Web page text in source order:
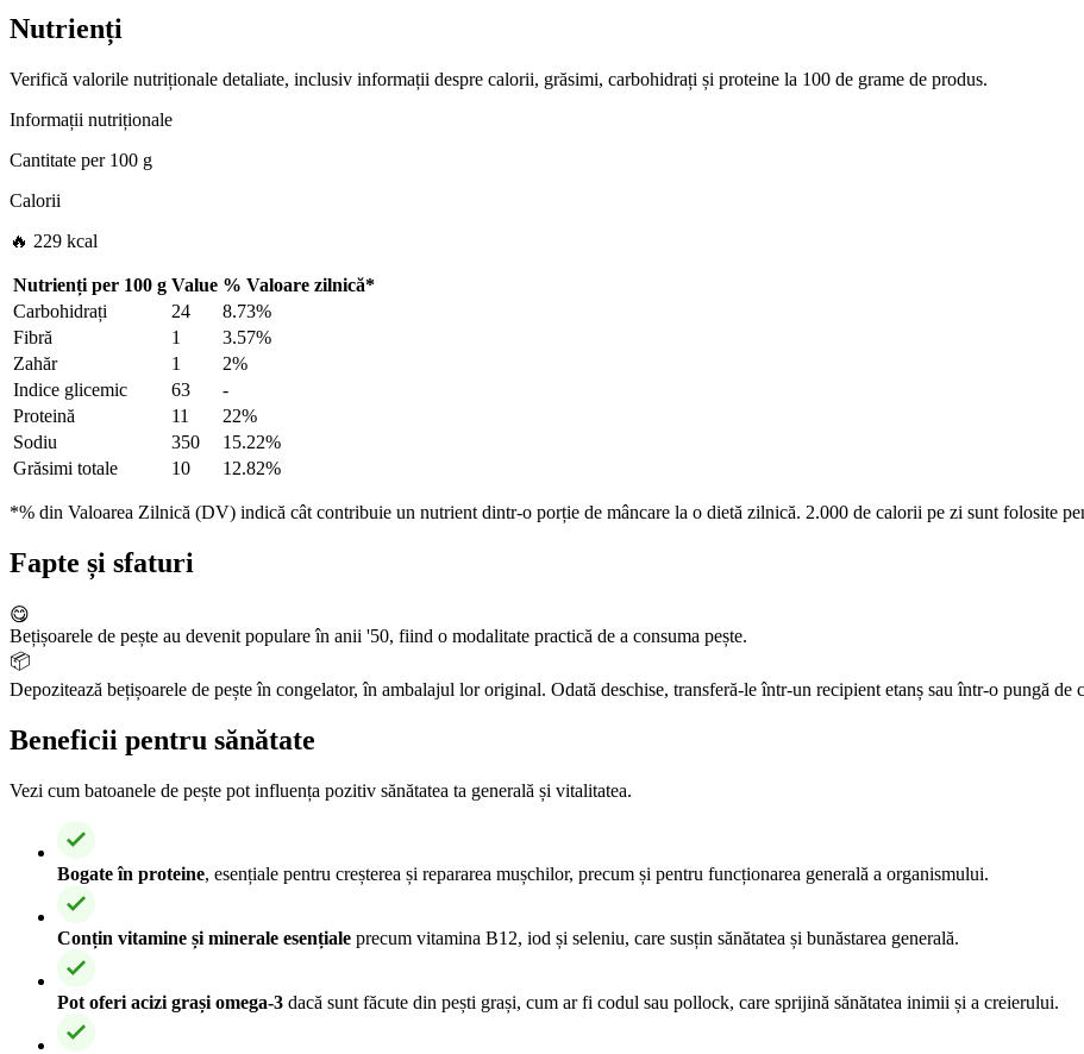
Nutrienți
Verifică valorile nutriționale detaliate, inclusiv informații despre calorii, grăsimi, carbohidrați și proteine la 100 de grame de produs.
Informații nutriționale
Cantitate per100 g
Calorii
🔥 229 kcal
Nutrienți per 100 g Value % Valoare zilnică*
Carbohidrați
24
8.73%
Fibră
1
3.57%
Zahăr
1
2%
Indice glicemic
63
-
Proteină
11
22%
Sodiu
350
15.22%
Grăsimi totale
10 12.82%
*% din Valoarea Zilnică (DV) indică cât contribuie un nutrient dintr-o porție de mâncare la o dietă zilnică. 2.000 de calorii pe zi sunt folosite
Fapte și sfaturi
😋
Bețișoarele de pește au devenit populare în anii '50, fiind o modalitate practică de a consuma pește.
📦
Depozitează bețișoarele de pește în congelator, în ambalajul lor original. Odată deschise, transferă-le într-un recipient etanș sau într-o pungă de
Beneficii pentru sănătate
Vezi cum batoanele de pește pot influența pozitiv sănătatea ta generală și vitalitatea.
Bogate în proteine, esențiale pentru creșterea și repararea mușchilor, precum și pentru funcționarea generală a organismului.
Conțin vitamine și minerale esențiale precum vitamina B12, iod și seleniu, care susțin sănătatea și bunăstarea generală.
Pot oferi acizi grași omega-3 dacă sunt făcute din pești grași, cum ar fi codul sau pollock, care sprijină sănătatea inimii și a creierului.